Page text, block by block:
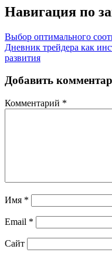
Навигация по
Выбор оптимального
Дневник трейдера как
развития
Добавить
Комментарий *
Имя *
Email *
Сайт